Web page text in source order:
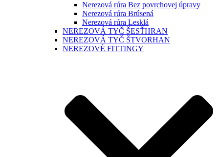
Nerezová rúra Bez povrchovej úpravy
Nerezová rúra Brúsená
Nerezová rúra Lesklá
NEREZOVÁ TYČ ŠESŤHRAN
NEREZOVÁ TYČ ŠTVORHAN
NEREZOVÉ FITTINGY